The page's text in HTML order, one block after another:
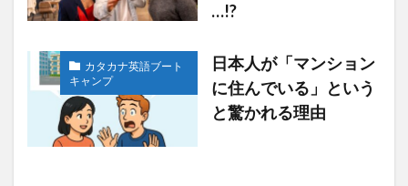
…!?
カタカナ英語ブート
キャンプ
日本人が「マンション
に住んでいる」という
と驚かれる理由